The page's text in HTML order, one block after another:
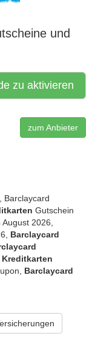
und
zu aktivieren
zum Anbieter
Barclaycard
Gutschein
2026,
Barclaycard
Barclaycard